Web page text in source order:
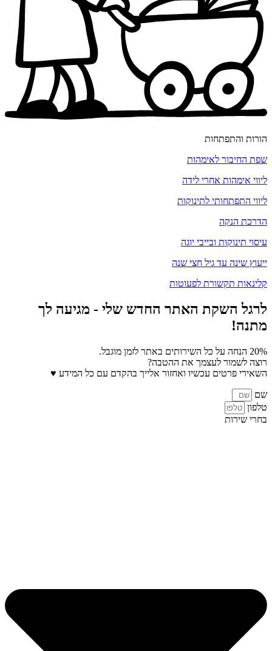
הורות והתפתחות
שפת החיבור לאימהות
ליווי אימהות אחרי לידה
ליווי התפתחותי לתינוקות
הדרכת הנקה
עיסוי תינוקות ובייבי יוגה
ייעוץ שינה עד גיל חצי שנה
קלינאות תקשורת לפעוטות
לרגל השקת האתר החדש שלי - מגיעה לך
מתנה!
20% הנחה על כל השירותים באתר לזמן מוגבל.
רוצה לשמור לעצמך את ההטבה?
השאירי פרטים עכשיו ואחזור אלייך בהקדם עם כל המידע ♥️
שם
טלפון
בחרי שירות